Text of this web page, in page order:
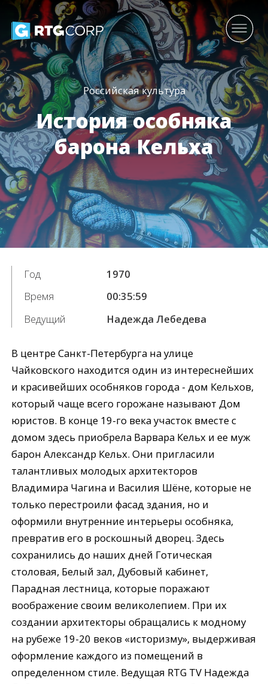
Российская культура
История особняка
барона Кельха
Год
1970
Время
00:35:59
Ведущий
Надежда Лебедева
В центре Санкт-Петербурга на улице
Чайковского находится один из интереснейших
и красивейших особняков города - дом Кельхов,
который чаще всего горожане называют Дом
юристов. В конце 19-го века участок вместе с
домом здесь приобрела Варвара Кельх и ее муж
барон Александр Кельх. Они пригласили
талантливых молодых архитекторов
Владимира Чагина и Василия Шёне, которые не
только перестроили фасад здания, но и
оформили внутренние интерьеры особняка,
превратив его в роскошный дворец. Здесь
сохранились до наших дней Готическая
столовая, Белый зал, Дубовый кабинет,
Парадная лестница, которые поражают
воображение своим великолепием. При их
создании архитекторы обращались к модному
на рубеже 19-20 веков «историзму», выдерживая
оформление каждого из помещений в
определенном стиле. Ведущая RTG TV Надежда